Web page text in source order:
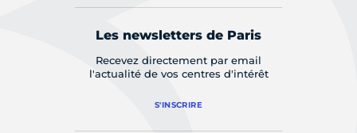
Les newsletters de Paris
Recevez directement par email
l'actualité de vos centres d'intérêt
S'INSCRIRE